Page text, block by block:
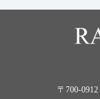
〒700-